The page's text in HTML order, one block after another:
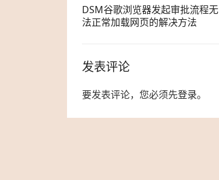
DSM谷歌浏览器发起审批流程无
法正常加载网页的解决方法
发表评论
要发表评论，您必须先登录。